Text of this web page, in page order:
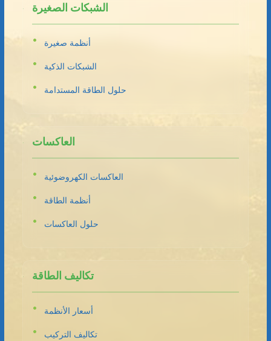
الشبكات الصغيرة
أنظمة صغيرة
الشبكات الذكية
حلول الطاقة المستدامة
العاكسات
العاكسات الكهروضوئية
أنظمة الطاقة
حلول العاكسات
تكاليف الطاقة
أسعار الأنظمة
تكاليف التركيب